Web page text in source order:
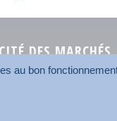
DES MARCHÉS
au bon